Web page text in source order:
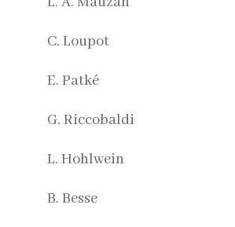
C. Loupot
E. Patké
G. Riccobaldi
L. Hohlwein
B. Besse